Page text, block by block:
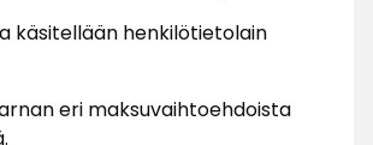
käsitellään henkilötietolain
eri maksuvaihtoehdoista
.